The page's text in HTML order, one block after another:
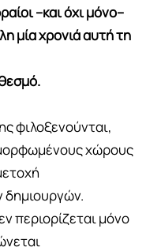
–και όχι μόνο–
μία χρονιά αυτή τη
φιλοξενούνται,
χώρους
δημιουργών.
περιορίζεται μόνο